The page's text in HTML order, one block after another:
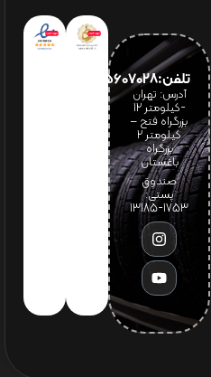
تلفن:65607028(021)
آدرس: تهران
-کیلومتر 12
بزرگراه فتح –
کیلومتر ۲
بزرگراه
باغستان
صندوق
پستی:
1753-13185